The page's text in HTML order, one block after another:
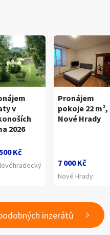
v
2026
Kč
Pronájem
pokoje 22 m²,
Nové Hrady
7 000 Kč
Nové Hrady
inzerátů